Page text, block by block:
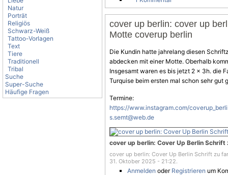
Natur
Porträt
Religiös
Schwarz-Weiß
Tattoo-Vorlagen
Text
Tiere
Traditionell
Tribal
Suche
Super-Suche
Häufige Fragen
cover up berlin: cover up
Motte coverup berlin
Die Kundin hatte jahrelang diesen
abdecken mit einer Motte. Oberhalb
Insgesamt waren es bis jetzt 2 x 3h. die
Turquise beim ersten mal schon sehr gut
Termine:
https://www.instagram.com/
s.semt@web.de
cover up berlin: Cover Up Berlin
cover up berlin: Cover Up Berlin Schrift zu
31. Oktober 2025 - 21:22.
Anmelden oder Registrieren um